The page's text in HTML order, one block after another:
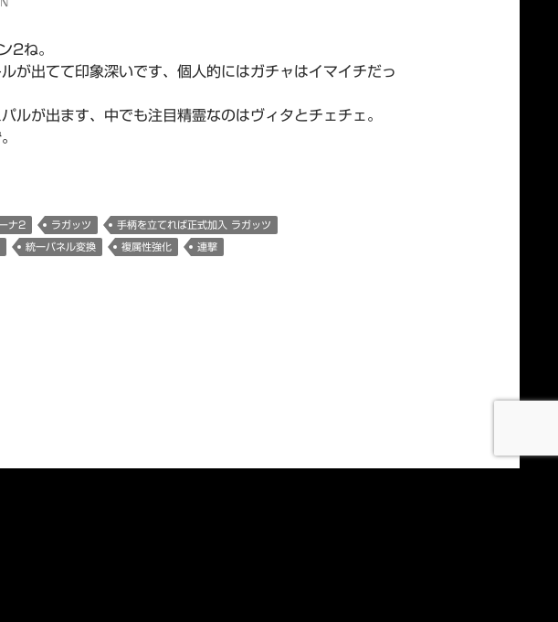
2ね。
が出てて印象深いです、個人的にはガチャはイマイチだっ
ルが出ます、中でも注目精霊なのはヴィタとチェチェ。
ンテちゃん(シュガーレスバンビーナ2)
ナ2 ラガッツ 手柄を立てれば正式加入 ラガッツ
統一パネル変換 複属性強化 連撃